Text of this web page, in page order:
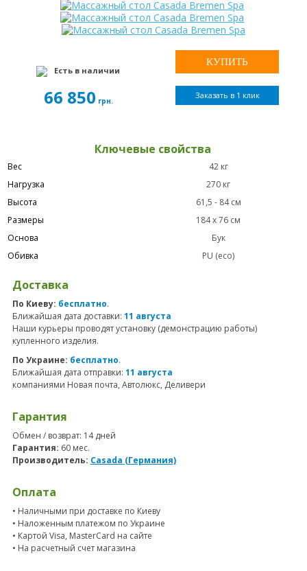
Есть в наличии
66 850 грн.
Заказать в 1 клик
Ключевые свойства
Вес
42 кг
Нагрузка
270 кг
Высота
61,5 - 84 см
Размеры
184 x 76 см
Основа
Бук
Обивка
PU (eco)
Доставка
По Киеву: бесплатно.
Ближайшая дата доставки: 11 августа
Наши курьеры проводят установку (демонстрацию работы)
купленного изделия.
По Украине: бесплатно.
Ближайшая дата отправки: 11 августа
компаниями Новая почта, Автолюкс, Деливери
Гарантия
Обмен / возврат: 14 дней
Гарантия: 60 мес.
Производитель: Casada (Германия)
Оплата
• Наличными при доставке по Киеву
• Наложенным платежом по Украине
• Картой Visa, MasterCard на сайте
• На расчетный счет магазина